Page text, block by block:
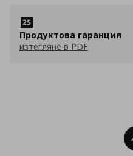
Продуктова гаранция
изтегляне в PDF